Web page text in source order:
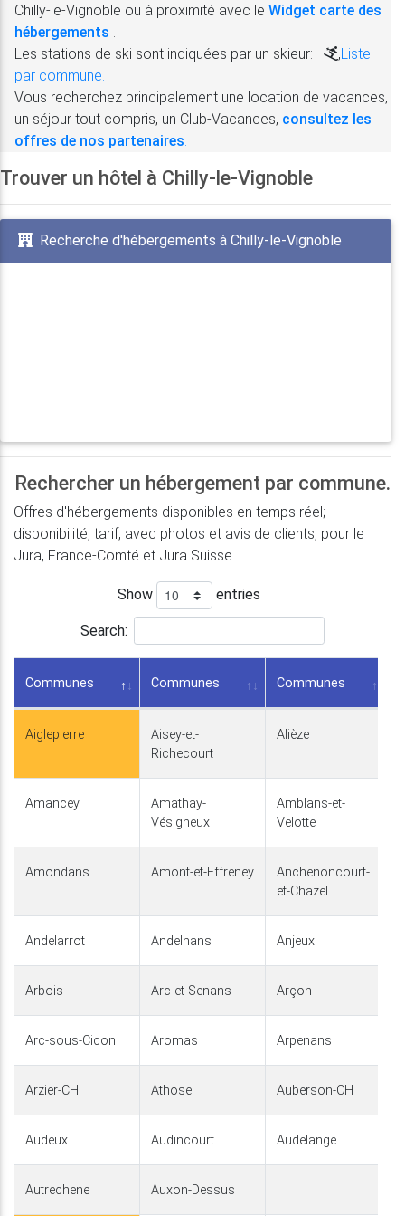
Chilly-le-Vignoble ou à proximité avec le Widget carte des
hébergements
Les stations de ski sont indiquées par un skieur:
,Liste
par commune.
Vous recherchez principalement une location de vacances,
un séjour tout compris, un Club-Vacances, consultez les
offres de nos partenaires
Trouver un hôtel à Chilly-le-Vignoble
Recherche d'hébergements à Chilly-le-Vignoble
Rechercher un hébergement par commune.
Offres d'hébergements disponibles en temps réel;
disponibilité, tarif, avec photos et avis de clients, pour le
Jura, France-Comté et Jura Suisse.
Show entries
Search:
Communes Communes Communes
Aiglepierre
Aisey-et-
Richecourt
Alièze
Amancey
Amathay-
Vésigneux
Amblans-et-
Velotte
Amondans Amont-et-Effreney
Anchenoncourt-
et-Chazel
Andelarrot Andelnans Anjeux
Arbois Arc-et-Senans Arçon
Arc-sous-Cicon Aromas Arpenans
Arzier-CH Athose Auberson-CH
Audeux Audincourt Audelange
Autrechene Auxon-Dessus .